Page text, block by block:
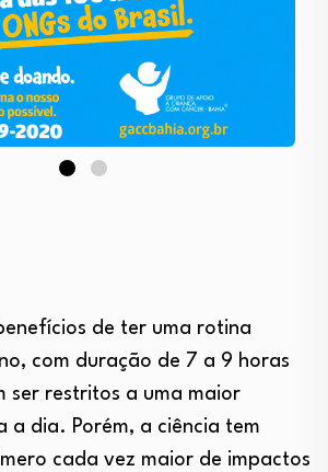
de ter uma rotina
com duração de 7 a 9 horas
ser restritos a uma maior
a dia. Porém, a ciência tem
cada vez maior de impactos